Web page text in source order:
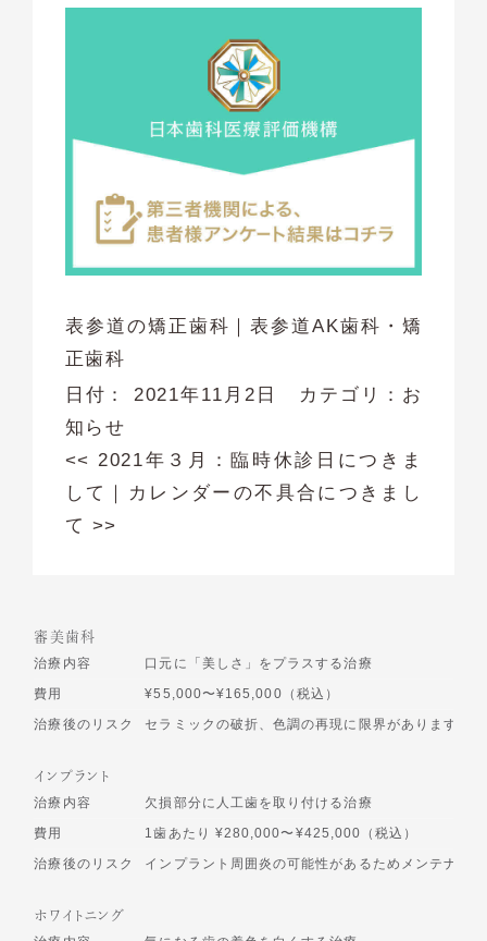
表参道の矯正歯科｜表参道AK歯科・矯
正歯科
日付：2021年11月2日 カテゴリ： お
知らせ
<< 2021年３月：臨時休診日につきま
して
｜
カレンダーの不具合につきまし
て >>
審美歯科
治療内容
口元に「美しさ」をプラスする治療
費用
¥55,000〜¥165,000（税込）
治療後のリスク
セラミックの破折、色調の再現に限界があります
インプラント
治療内容
欠損部分に人工歯を取り付ける治療
費用
1歯あたり ¥280,000〜¥425,000（税込）
治療後のリスク
インプラント周囲炎の可能性があるためメンテナン
ホワイトニング